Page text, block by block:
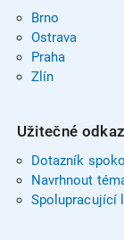
Brno
Ostrava
Praha
Zlín
Užitečné
Dotazník
Navrhnout
Spolupracující